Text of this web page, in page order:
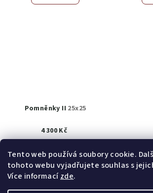
Tento web používá soubory cookie.
tohoto webu vyjadřujete souhlas s
Více informacízde.
Pomněnky II 25x25
4 300 Kč
Detail